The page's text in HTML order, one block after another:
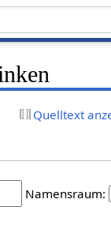
Quelltext
Namensraum: